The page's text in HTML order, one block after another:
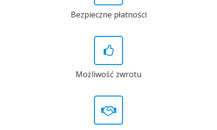
Bezpieczne płatności
Możliwość zwrotu